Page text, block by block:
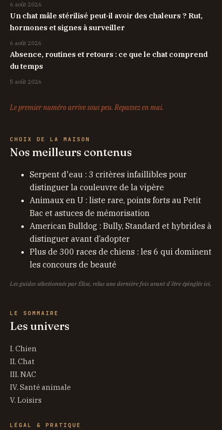
6 août 2026
Un chat mâle stérilisé peut-il avoir des chaleurs ? Rut,
hormones et signes à surveiller
6 août 2026
Absence, routines et retours : ce que le chat comprend
du temps
5 août 2026
Le premier numéro arrive sous peu. Repassez en mai.
CHOIX DE LA MAISON
Nos meilleurs contenus
Serpent d'eau : 3 critères infaillibles pour
distinguer la couleuvre de la vipère
Animaux en U : liste rare, points forts au Petit
Bac et astuces de mémorisation
American Bulldog : Bully, Standard et hybrides à
distinguer avant d’adopter
Plus de 300 races de chiens : les 6 qui dominent
les concours de beauté
Les guides sélectionnés par Élise, relus une dernière fois avant d'être épinglés ici.
LE SOMMAIRE
Les univers
I. Chien
II. Chat
III. NAC
IV. Santé animale
V. Loisirs
LÉGAL & PRATIQUE